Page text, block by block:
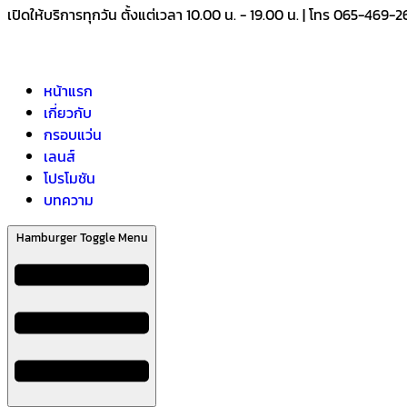
เปิดให้บริการทุกวัน ตั้งแต่เวลา 10.00 น. - 19.00 น. | โทร 065-469-
หน้าแรก
เกี่ยวกับ
กรอบแว่น
เลนส์
โปรโมชัน
บทความ
Hamburger Toggle Menu